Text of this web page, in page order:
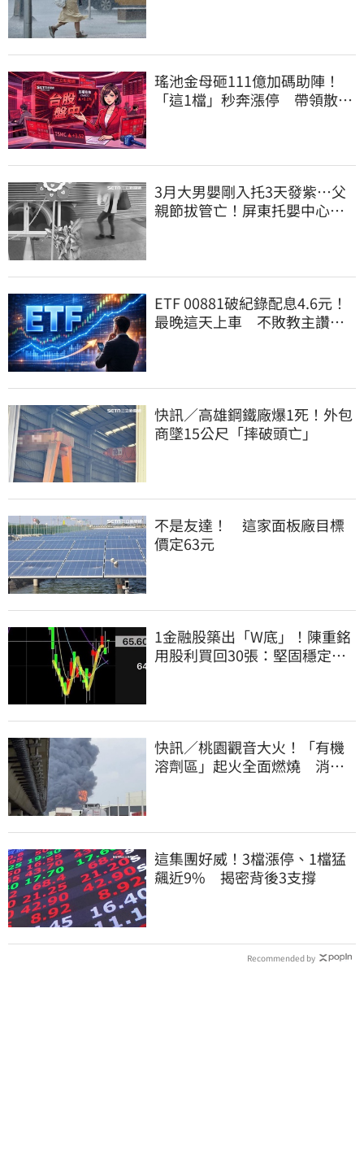
瑤池金母砸111億加碼助陣！
「這1檔」秒奔漲停 帶領散熱
3月大男嬰剛入托3天發紫…父
親節拔管亡！屏東托嬰中心回9
ETF 00881破紀錄配息4.6元！
最晚這天上車 不敗教主讚：
快訊／高雄鋼鐵廠爆1死！外包
商墜15公尺「摔破頭亡」
不是友達！ 這家面板廠目標
價定63元
1金融股築出「W底」！陳重銘
用股利買回30張：堅固穩定的
快訊／桃園觀音大火！「有機
溶劑區」起火全面燃燒 消
這集團好威！3檔漲停、1檔猛
飆近9% 揭密背後3支撐
Recommended by